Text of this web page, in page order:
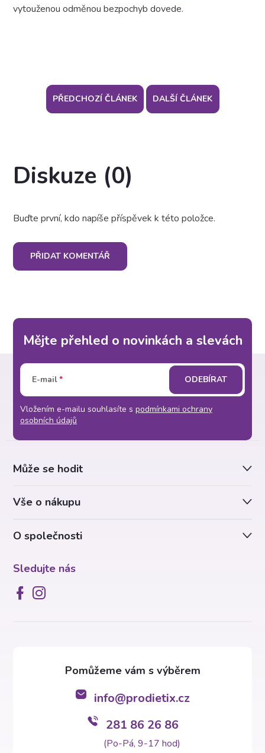
vytouženou odměnou bezpochyb dovede.
PŘEDCHOZÍ ČLÁNEK DALŠÍ ČLÁNEK
Diskuze (0)
Buďte první, kdo napíše příspěvek k této položce.
PŘIDAT KOMENTÁŘ
Mějte přehled o novinkách a slevách
E-mail
Vložením e-mailu souhlasíte s podmínkami ochrany
osobních údajů
ODEBÍRAT
O společnosti
Sledujte nás
Může se hodit
Vše o nákupu
info@prodietix.cz
281 86 26 86
(Po-Pá, 9-17 hod)